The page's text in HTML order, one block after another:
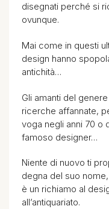
disegnati perché si
ovunque.
Mai come in questi
design hanno
antichità…
Gli amanti del
ricerche affannate,
voga negli anni 70 o
famoso designer…
Niente di nuovo ti
degna del suo
è un richiamo al
all’antiquariato.